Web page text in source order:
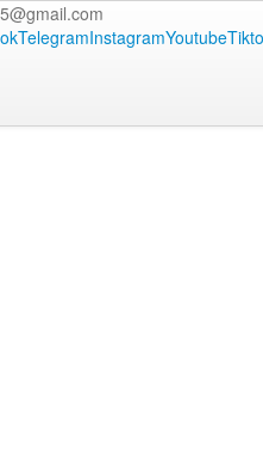
TelegramInstagramYoutube